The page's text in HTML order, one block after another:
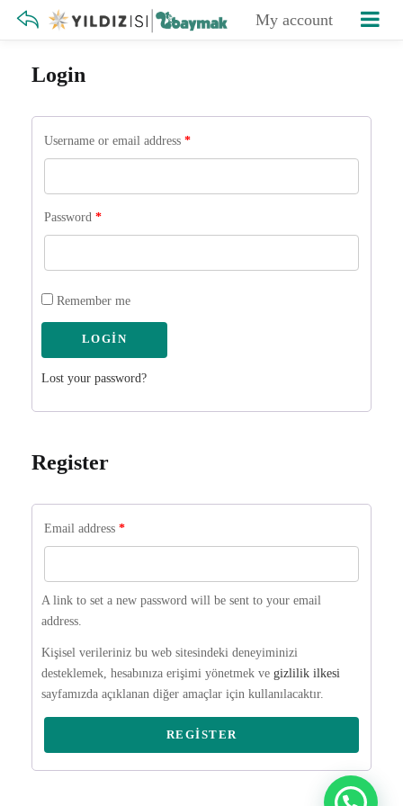
My account
Login
Username or email address *
Password *
Remember me
Lost your password?
Register
Email address *
A link to set a new password will be sent to your email
address.
Kişisel verileriniz bu web sitesindeki deneyiminizi
desteklemek, hesabınıza erişimi yönetmek ve gizlilik ilkesi
sayfamızda açıklanan diğer amaçlar için kullanılacaktır.